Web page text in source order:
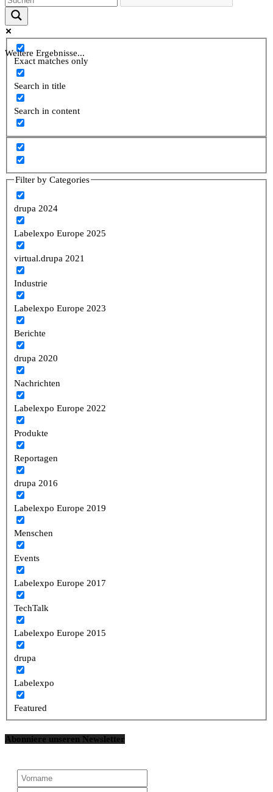
Weitere Ergebnisse...
Exact matches only
Search in title
Search in content
Filter by Categories
drupa 2024
Labelexpo Europe 2025
virtual.drupa 2021
Industrie
Labelexpo Europe 2023
Berichte
drupa 2020
Nachrichten
Labelexpo Europe 2022
Produkte
Reportagen
drupa 2016
Labelexpo Europe 2019
Menschen
Events
Labelexpo Europe 2017
TechTalk
Labelexpo Europe 2015
drupa
Labelexpo
Featured
Abonniere unseren Newsletter